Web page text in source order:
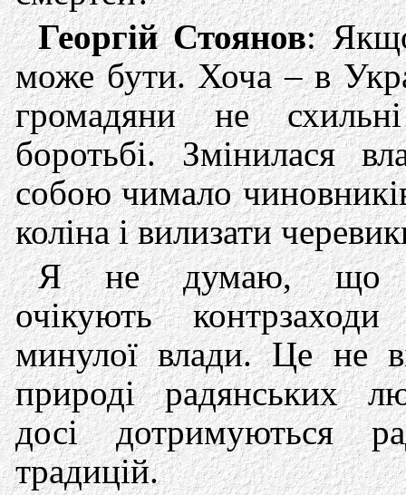
Георгій Стоянов:
може бути. Хоча – в
громадяни не
боротьбі. Змінилася
собою чимало
коліна і вилизати
Я не думаю, що
очікують
минулої влади. Це не
природі радянських
досі дотримуються
традицій.